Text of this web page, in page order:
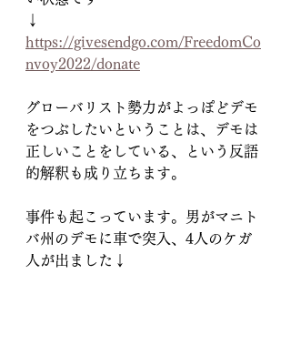
↓
https://givesendgo.com/FreedomCo
nvoy2022/donate
グローバリスト勢力がよっぽどデモ
をつぶしたいということは、デモは
正しいことをしている、という反語
的解釈も成り立ちます。
事件も起こっています。男がマニト
バ州のデモに車で突入、4人のケガ
人が出ました↓